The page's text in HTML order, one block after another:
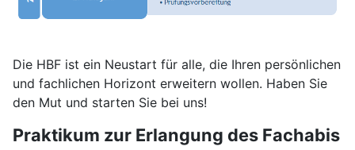
Die HBF ist ein Neustart für alle, die Ihren persönlichen
und fachlichen Horizont erweitern wollen. Haben Sie
den Mut und starten Sie bei uns!
Praktikum zur Erlangung des Fachabis